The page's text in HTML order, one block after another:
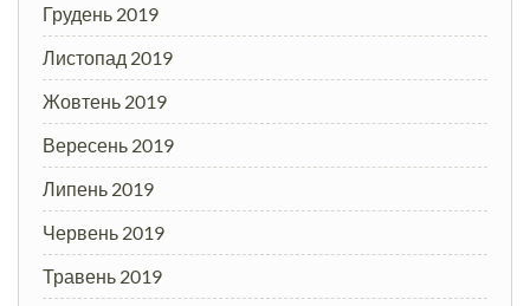
Грудень 2019
Листопад 2019
Жовтень 2019
Вересень 2019
Липень 2019
Червень 2019
Травень 2019